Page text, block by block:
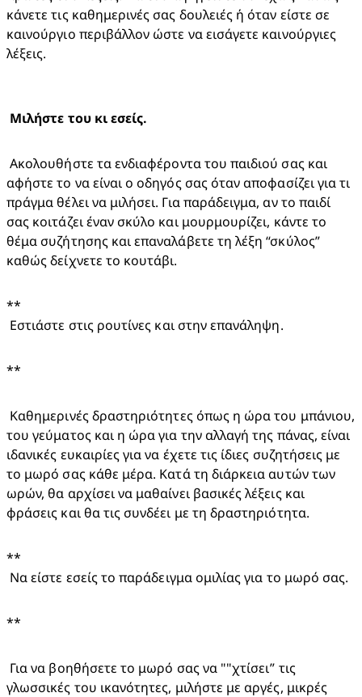
κάνετε τις καθημερινές σας δουλειές ή όταν είστε σε
καινούργιο περιβάλλον ώστε να εισάγετε καινούργιες
λέξεις.
Ακολουθήστε τα ενδιαφέροντα του παιδιού σας και
αφήστε το να είναι ο οδηγός σας όταν αποφασίζει για τι
πράγμα θέλει να μιλήσει. Για παράδειγμα, αν το παιδί
σας κοιτάζει έναν σκύλο και μουρμουρίζει, κάντε το
θέμα συζήτησης και επαναλάβετε τη λέξη “σκύλος”
καθώς δείχνετε το κουτάβι.
**
Εστιάστε στις ρουτίνες και στην επανάληψη.
**
του γεύματος και η ώρα για την αλλαγή της πάνας, είναι
ιδανικές ευκαιρίες για να έχετε τις ίδιες συζητήσεις με
το μωρό σας κάθε μέρα. Κατά τη διάρκεια αυτών των
ωρών, θα αρχίσει να μαθαίνει βασικές λέξεις και
φράσεις και θα τις συνδέει με τη δραστηριότητα.
**
Να είστε εσείς το παράδειγμα ομιλίας για το μωρό σας.
**
γλωσσικές του ικανότητες, μιλήστε με αργές, μικρές